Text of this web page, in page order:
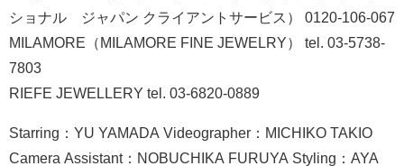
ショナル ジャパン クライアントサービス） 0120-106-067
MILAMORE（MILAMORE FINE JEWELRY） tel. 03-5738-
7803
RIEFE JEWELLERY tel. 03-6820-0889
Starring：YU YAMADA Videographer：MICHIKO TAKIO
Camera Assistant：NOBUCHIKA FURUYA Styling：AYA